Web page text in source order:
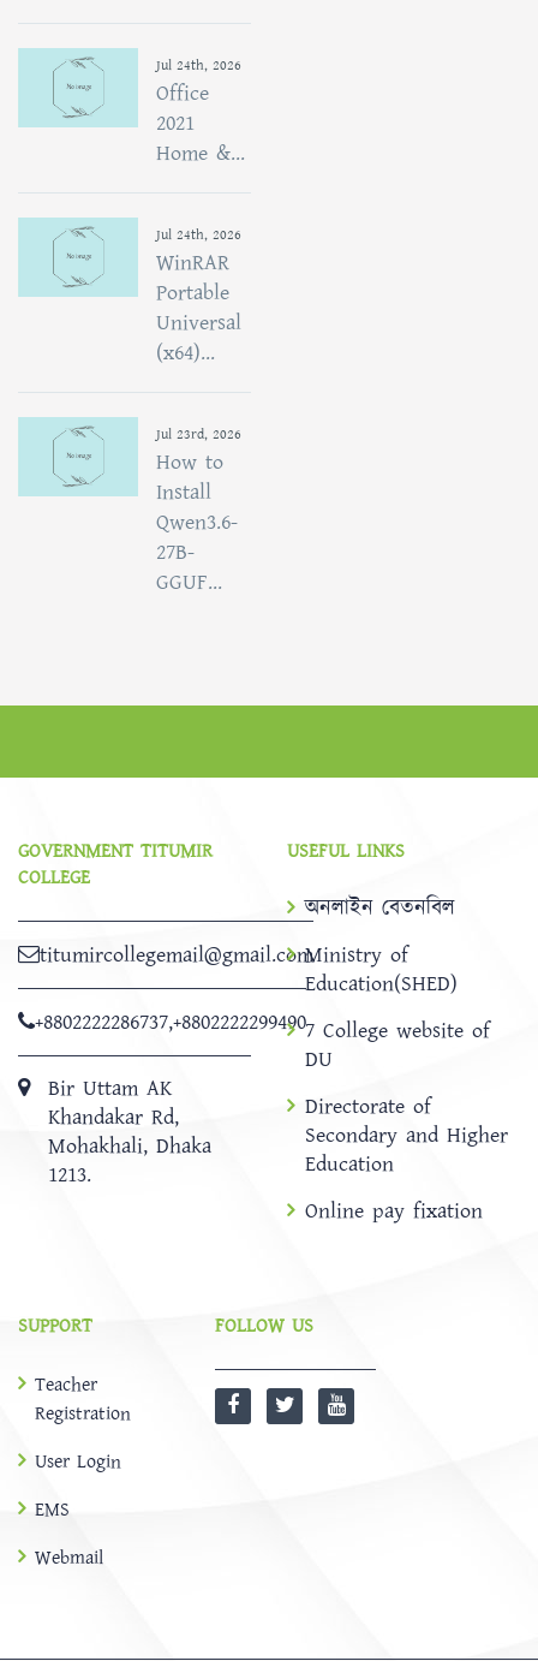
Jul 24th, 2026
Office
2021
Home &...
Jul 24th, 2026
WinRAR
Portable
Universal
(x64)...
Jul 23rd, 2026
How to
Install
Qwen3.6-
27B-
GGUF...
GOVERNMENT TITUMIR
COLLEGE
titumircollegemail@gmail.com
+8802222286737,+8802222299490
Bir Uttam AK
Khandakar Rd,
Mohakhali, Dhaka
1213.
USEFUL LINKS
অনলাইন বেতনবিল
Ministry of
Education(SHED)
7 College website of
DU
Directorate of
Secondary and Higher
Education
Online pay fixation
SUPPORT
Teacher
Registration
User Login
EMS
Webmail
FOLLOW US